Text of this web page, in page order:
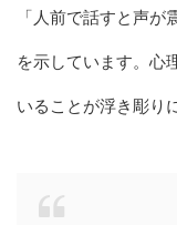
「人前で話すと声
を示しています。心
いることが浮き彫り